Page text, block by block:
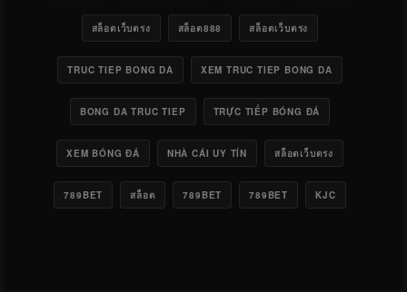
สล็อตเว็บตรง สล็อต888 สล็อตเว็บตรง
TRUC TIEP BONG DA XEM TRUC TIEP BONG DA
BONG DA TRUC TIEP TRỰC TIẾP BÓNG ĐÁ
XEM BÓNG ĐÁ NHÀ CÁI UY TÍN สล็อตเว็บตรง
789BET สล็อต 789BET 789BET KJC